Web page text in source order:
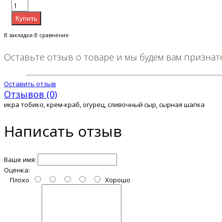
В закладки В сравнение
Оставьте отзыв о товаре и мы будем вам
Оставить отзыв
Отзывов (0)
икра тобико, крем-краб, огурец, сливочный сыр, сырная шапка
Написать отзыв
Ваше имя:
Оценка:
Плохо
Хорошо